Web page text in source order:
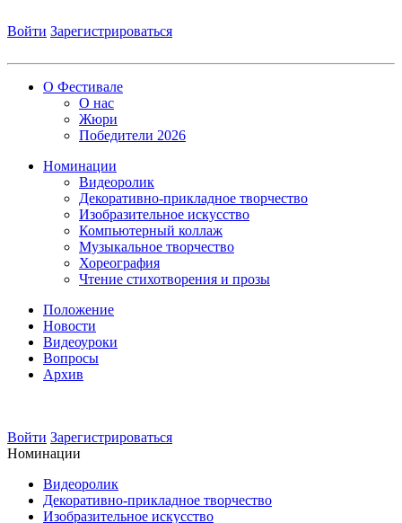
Войти Зарегистрироваться
О Фестивале
О нас
Жюри
Победители 2026
Номинации
Видеоролик
Декоративно-прикладное творчество
Изобразительное искусство
Компьютерный коллаж
Музыкальное творчество
Хореография
Чтение стихотворения и прозы
Положение
Новости
Видеоуроки
Вопросы
Архив
Войти Зарегистрироваться
Номинации
Видеоролик
Декоративно-прикладное творчество
Изобразительное искусство